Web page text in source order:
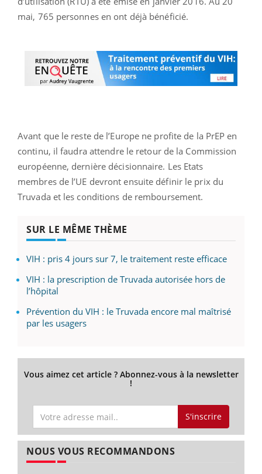
mai, 765 personnes en ont déjà bénéficié.
Avant que le reste de l’Europe ne profite de la PrEP en
continu, il faudra attendre le retour de la Commission
européenne, dernière décisionnaire. Les Etats
membres de l’UE devront ensuite définir le prix du
Truvada et les conditions de remboursement.
SUR LE MÊME THÈME
VIH : pris 4 jours sur 7, le traitement reste efficace
VIH : la prescription de Truvada autorisée hors de
l’hôpital
Prévention du VIH : le Truvada encore mal maîtrisé
par les usagers
Vous aimez cet article ? Abonnez-vous à la newsletter
!
S'inscrire
NOUS VOUS RECOMMANDONS